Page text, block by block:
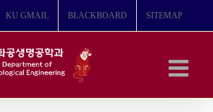
KU GMAIL BLACKBOARD SITEMAP